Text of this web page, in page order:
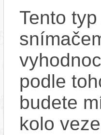
Tento
podle
budete
kolo